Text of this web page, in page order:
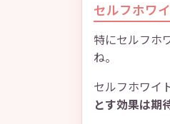
セルフホワ
特にセルフホ
ね。
セルフホワイ
とす効果は期